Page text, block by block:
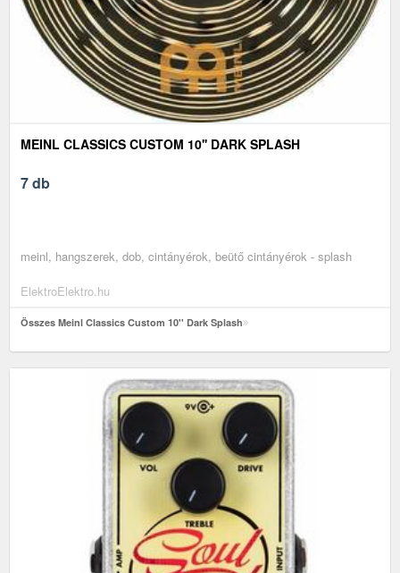
MEINL CLASSICS CUSTOM 10'' DARK SPLASH
7 db
meinl, hangszerek, dob, cintányérok, beütő cintányérok - splash
ElektroElektro.hu
Összes Meinl Classics Custom 10'' Dark Splash